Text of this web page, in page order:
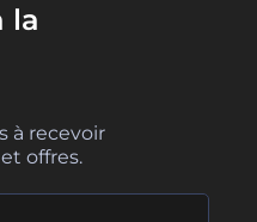
la
à recevoir
offres.